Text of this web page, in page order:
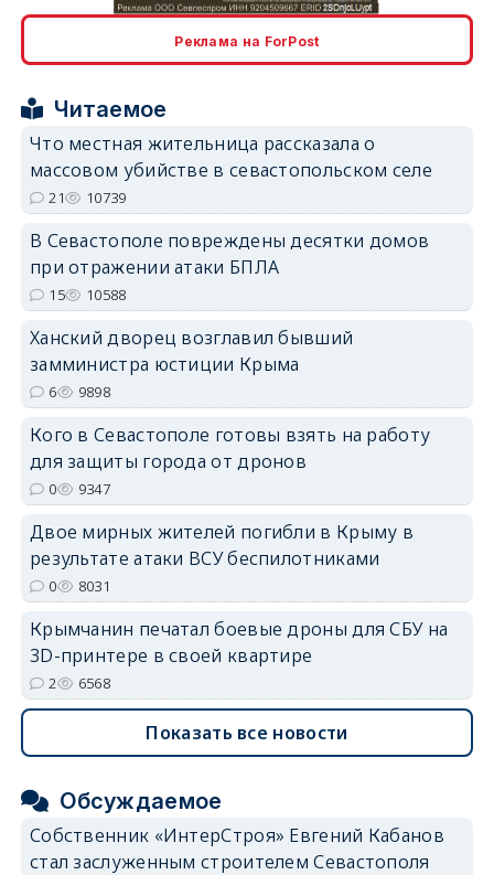
Реклама на ForPost
Читаемое
Что местная жительница рассказала о
массовом убийстве в севастопольском селе
21 10739
В Севастополе повреждены десятки домов
при отражении атаки БПЛА
15 10588
Ханский дворец возглавил бывший
замминистра юстиции Крыма
6 9898
Кого в Севастополе готовы взять на работу
для защиты города от дронов
0 9347
Двое мирных жителей погибли в Крыму в
результате атаки ВСУ беспилотниками
0 8031
Крымчанин печатал боевые дроны для СБУ на
3D-принтере в своей квартире
2 6568
Показать все новости
Обсуждаемое
Собственник «ИнтерСтроя» Евгений Кабанов
стал заслуженным строителем Севастополя